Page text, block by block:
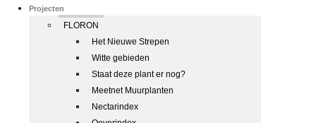
Projecten
FLORON
Het Nieuwe Strepen
Witte gebieden
Staat deze plant er nog?
Meetnet Muurplanten
Nectarindex